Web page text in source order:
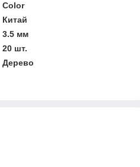
Color
Китай
3.5 мм
20 шт.
Дерево